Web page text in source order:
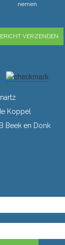
nemen
Koppel
Beek en Donk